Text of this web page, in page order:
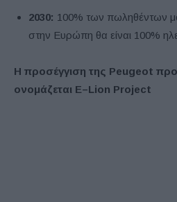
2030: 100% των πωληθέντων
στην Ευρώπη θα είναι 100%
Η προσέγγιση της Peugeot
ονομάζεται E–Lion Project